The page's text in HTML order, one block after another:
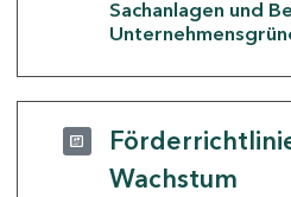
Sachanlagen und
Wachstum